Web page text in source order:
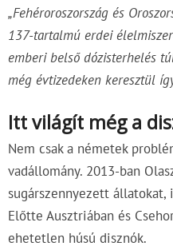
„Fehéroroszország és
137-tartalmú erdei
emberi belső dózisterhelés
még évtizedeken keresztül
Itt világít még a
Nem csak a németek
vadállomány. 2013-ban
sugárszennyezett állatokat,
Előtte Ausztriában és
ehetetlen húsú disznók.